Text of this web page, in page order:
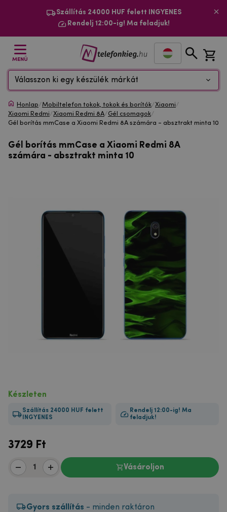
Szállítás 24000 HUF felett INGYENES
Rendelj 12:00-ig! Ma feladjuk!
MENÜ
Válasszon ki egy készülék márkát
Honlap/Mobiltelefon tokok, tokok és borítók/Xiaomi/
Xiaomi Redmi/Xiaomi Redmi 8A/Gél csomagok/
Gél borítás mmCase a Xiaomi Redmi 8A számára - absztrakt minta 10
Gél borítás mmCase a Xiaomi Redmi 8A
számára - absztrakt minta 10
Készleten
Szállítás 24000 HUF felett
INGYENES
Rendelj 12:00-ig! Ma
feladjuk!
3729 Ft
Vásároljon
Gyors szállítás - minden raktáron